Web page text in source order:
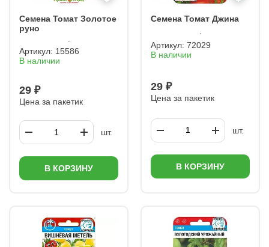
Семена Томат Золотое
руно
Артикул: 15586
В наличии
29 ₽
Цена за пакетик
шт.
В КОРЗИНУ
Семена Томат Джина
Артикул: 72029
В наличии
29 ₽
Цена за пакетик
шт.
В КОРЗИНУ